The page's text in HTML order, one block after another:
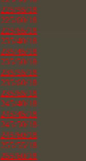
225/55/18
225/60/18
225/65/18
235/40/18
235/45/18
235/50/18
235/55/18
235/60/18
235/65/18
245/40/18
245/45/18
245/50/18
245/60/18
255/55/18
255/60/18